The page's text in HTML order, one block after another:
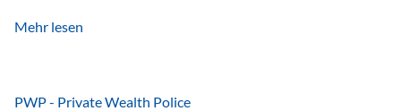
was bekommen – wann – und in welcher Struktur?Und vor
bei größeren Vermögen ist das entscheidend.
Mehr lesen
PWP - Private Wealth Police